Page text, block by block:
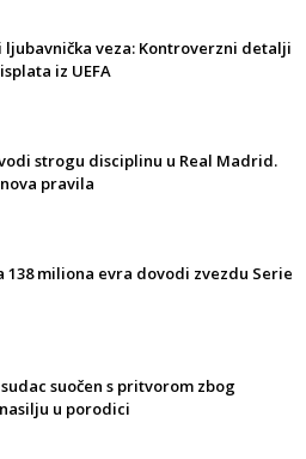
ljubavnička veza: Kontroverzni detalji
iz UEFA
strogu disciplinu u Real Madrid.
pravila
138 miliona evra dovodi zvezdu Serie
suočen s pritvorom zbog
u porodici